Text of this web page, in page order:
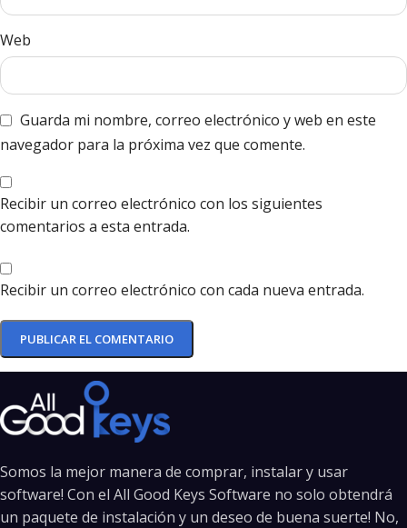
Web
Guarda mi nombre, correo electrónico y web en este
navegador para la próxima vez que comente.
Recibir un correo electrónico con los siguientes
comentarios a esta entrada.
Recibir un correo electrónico con cada nueva entrada.
Somos la mejor manera de comprar, instalar y usar
software! Con el All Good Keys Software no solo obtendrá
un paquete de instalación y un deseo de buena suerte! No,